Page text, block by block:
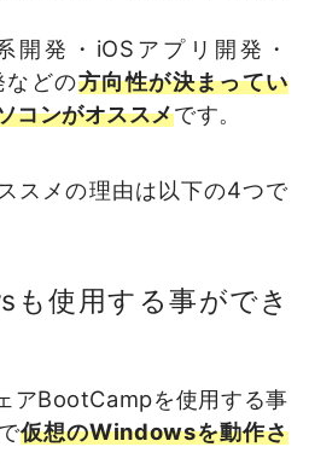
開発・iOSアプリ開発・
どの方向性が決まってい
コンがオススメです。
スメの理由は以下の4つで
も使用する事ができ
アBootCampを使用する事
仮想のWindowsを動作さ